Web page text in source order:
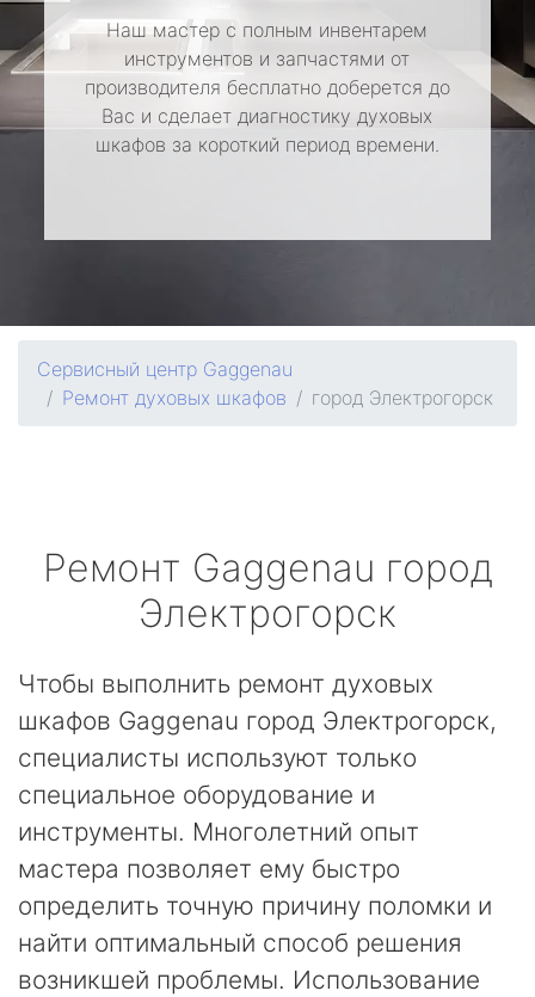
Наш мастер с полным инвентарем
инструментов и запчастями от
производителя бесплатно доберется до
Вас и сделает диагностику духовых
шкафов за короткий период времени.
Сервисный центр Gaggenau
Ремонт духовых шкафов
город Электрогорск
Ремонт Gaggenau город
Электрогорск
Чтобы выполнить ремонт духовых
шкафов Gaggenau город Электрогорск,
специалисты используют только
специальное оборудование и
инструменты. Многолетний опыт
мастера позволяет ему быстро
определить точную причину поломки и
найти оптимальный способ решения
возникшей проблемы. Использование